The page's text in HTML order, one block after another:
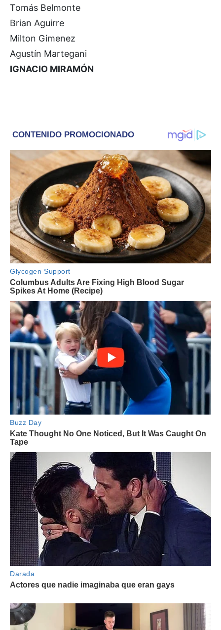
Tomás Belmonte
Brian Aguirre
Milton Gimenez
Agustín Martegani
IGNACIO MIRAMÓN